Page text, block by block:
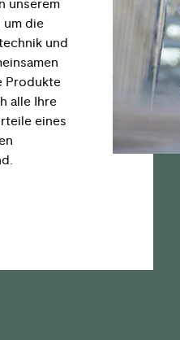
unserem
um die
und
Produkte
alle Ihre
eines